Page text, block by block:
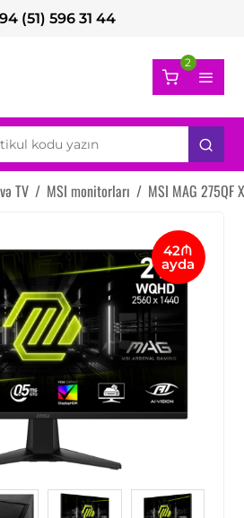
(51) 596 31 44
2
TV / MSI monitorları / MSI MAG
42₼
ayda